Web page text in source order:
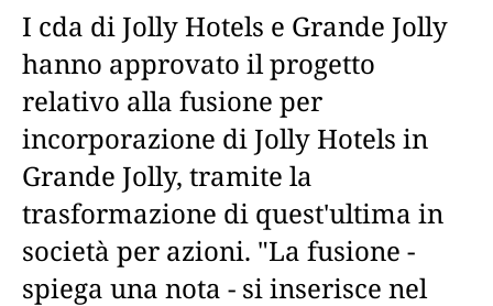
I cda di Jolly Hotels e Grande Jolly
hanno approvato il progetto
relativo alla fusione per
incorporazione di Jolly Hotels in
Grande Jolly, tramite la
trasformazione di quest'ultima in
società per azioni. "La fusione -
spiega una nota - si inserisce nel